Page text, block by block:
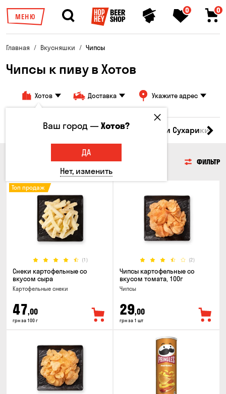
МЕНЮ
0 0
Главная Вкусняшки Чипсы
Чипсы к пиву в Хотов
Хотов Доставка Укажите адрес
Семечки Чипсы Гренки и Сухарики
ФИЛЬТР
(1)
Топ продаж
Снеки картофельные со
вкусом сыра
Картофельные снеки
47,00
грн за 100 г
(2)
Чипсы картофельные со
вкусом томата, 100г
Чипсы
29,00
грн за 1 шт
Ваш город —Хотов?
ДА
Нет, изменить